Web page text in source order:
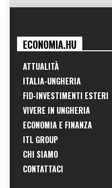
ECONOMIA.HU
ATTUALITÀ
ITALIA-UNGHERIA
FID-INVESTIMENTI ESTERI
VIVERE IN UNGHERIA
ECONOMIA E FINANZA
ITL GROUP
CHI SIAMO
CONTATTACI